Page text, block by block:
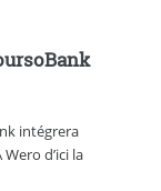
intégrera
d’ici la